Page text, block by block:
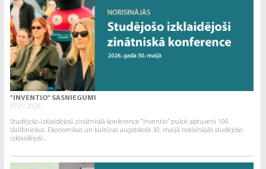
"INVENTIO" SASNIEGUMI
07.07.2026.
Studējošo izklaidējoši zinātniskā konference “Inventio” pulcē aptuveni 100
dalībniekus. Ekonomikas un kultūras augstskolā 30. maijā norisinājās studējošo
izklaidējoši...